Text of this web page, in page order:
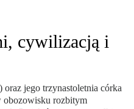
cywilizacją i
jego trzynastoletnia córka
obozowisku rozbitym